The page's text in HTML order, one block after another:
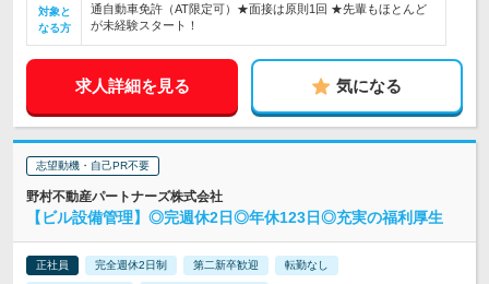
対象と
なる方
通自動車免許（AT限定可）★面接は原則1回 ★先輩もほとんど
が未経験スタート！
求人詳細を見る 気になる
志望動機・自己PR不要
野村不動産パートナーズ株式会社
【ビル設備管理】◎完週休2日◎年休123日◎充実の福利厚生
正社員 完全週休2日制 第二新卒歓迎 転勤なし